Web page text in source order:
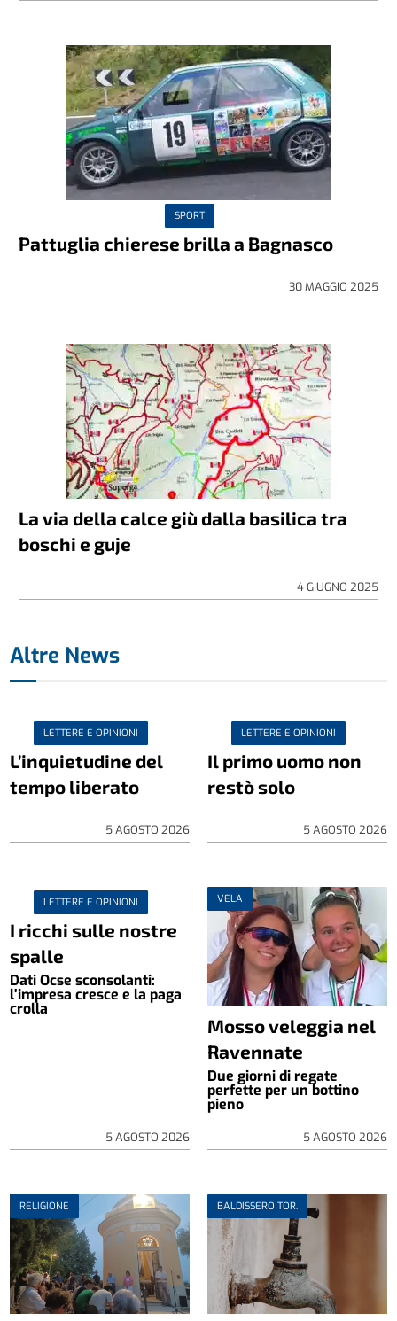
SPORT
Pattuglia chierese brilla a Bagnasco
30 MAGGIO 2025
La via della calce giù dalla basilica tra
boschi e guje
4 GIUGNO 2025
Altre News
LETTERE E OPINIONI
L’inquietudine del
tempo liberato
5 AGOSTO 2026
LETTERE E OPINIONI
Il primo uomo non
restò solo
5 AGOSTO 2026
LETTERE E OPINIONI
I ricchi sulle nostre
spalle
Dati Ocse sconsolanti:
l’impresa cresce e la paga
crolla
5 AGOSTO 2026
VELA
Mosso veleggia nel
Ravennate
Due giorni di regate
perfette per un bottino
pieno
5 AGOSTO 2026
RELIGIONE BALDISSERO TOR.